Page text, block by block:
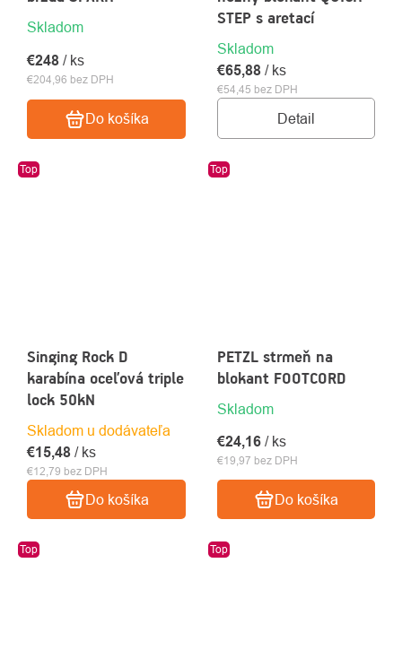
Skladom
€204,96 bez DPH
€248 / ks
Do košíka
STEP s aretací
Skladom
€54,45 bez DPH
€65,88 / ks
Detail
Top
Singing Rock D
karabína oceľová triple
lock 50kN
Skladom u dodávateľa
€12,79 bez DPH
€15,48 / ks
Do košíka
Top
PETZL strmeň na
blokant FOOTCORD
Skladom
€19,97 bez DPH
€24,16 / ks
Do košíka
Top Top